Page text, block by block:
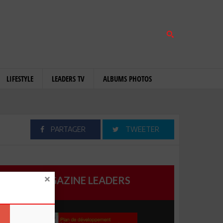
LIFESTYLE LEADERS TV ALBUMS PHOTOS
PARTAGER TWEETER
MAGAZINE LEADERS